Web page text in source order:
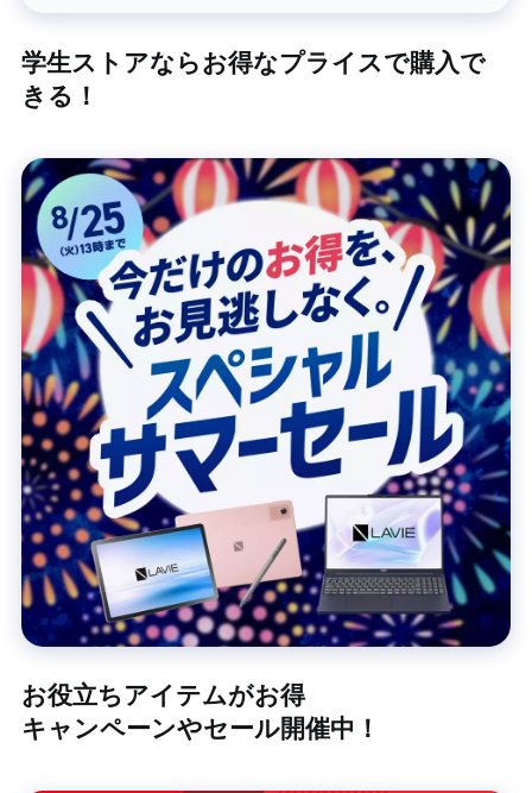
学生ストアならお得なプライスで購入で
きる！
お役立ちアイテムがお得
キャンペーンやセール開催中！